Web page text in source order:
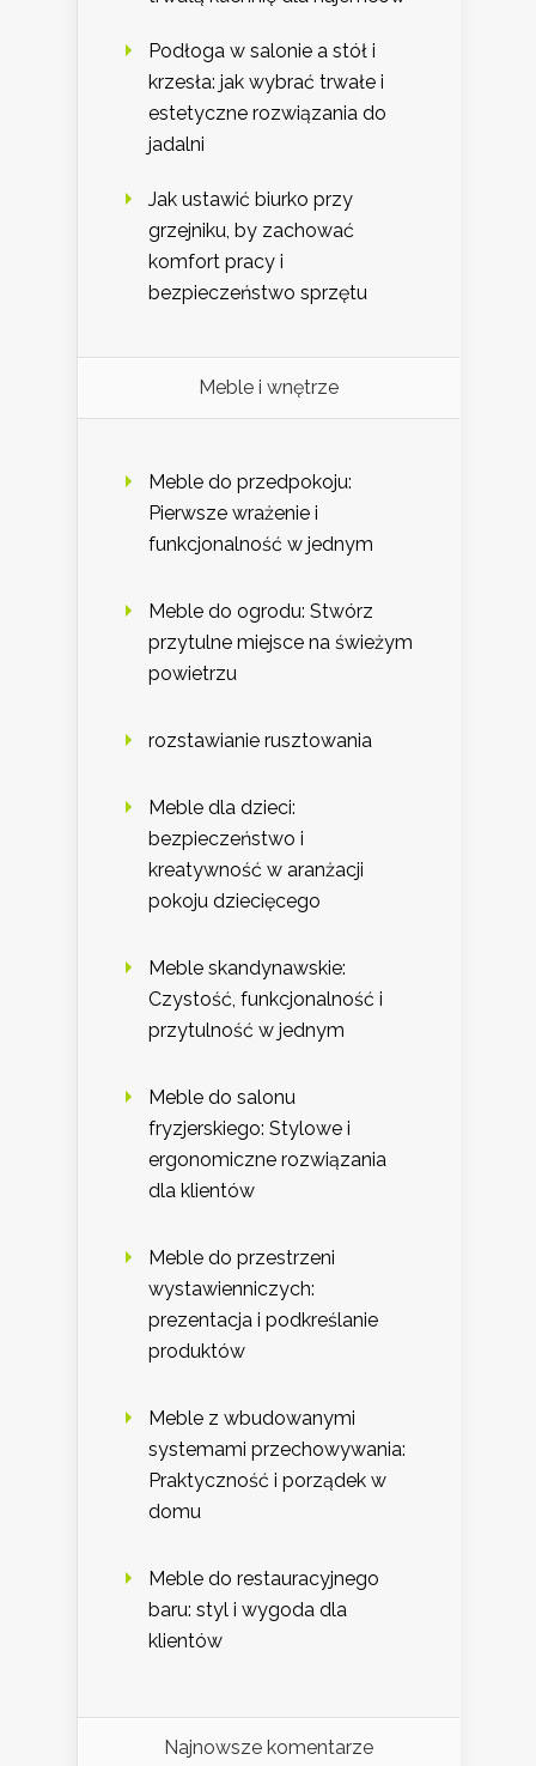
Podłoga w salonie a stół i
krzesła: jak wybrać trwałe i
estetyczne rozwiązania do
jadalni
Jak ustawić biurko przy
grzejniku, by zachować
komfort pracy i
bezpieczeństwo sprzętu
Meble i wnętrze
Meble do przedpokoju:
Pierwsze wrażenie i
funkcjonalność w jednym
Meble do ogrodu: Stwórz
przytulne miejsce na świeżym
powietrzu
rozstawianie rusztowania
Meble dla dzieci:
bezpieczeństwo i
kreatywność w aranżacji
pokoju dziecięcego
Meble skandynawskie:
Czystość, funkcjonalność i
przytulność w jednym
Meble do salonu
fryzjerskiego: Stylowe i
ergonomiczne rozwiązania
dla klientów
Meble do przestrzeni
wystawienniczych:
prezentacja i podkreślanie
produktów
Meble z wbudowanymi
systemami przechowywania:
Praktyczność i porządek w
domu
Meble do restauracyjnego
baru: styl i wygoda dla
klientów
Najnowsze komentarze